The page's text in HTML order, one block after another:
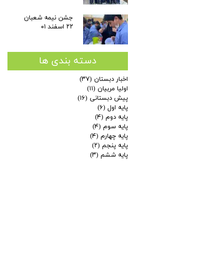
جشن نیمه شعبان
۲۲ اسفند ۰۱
دسته بندی ها
اخبار دبستان (۳۷)
اولیا مربیان (۱۱)
پیش دبستانی (۱۶)
پایه اول (۶)
پایه دوم (۴)
پایه سوم (۴)
پایه چهارم (۴)
پایه پنجم (۲)
پایه ششم (۳)